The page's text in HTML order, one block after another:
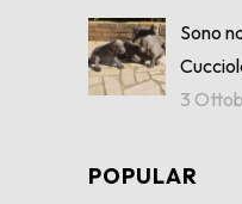
Sono
3
POPULAR